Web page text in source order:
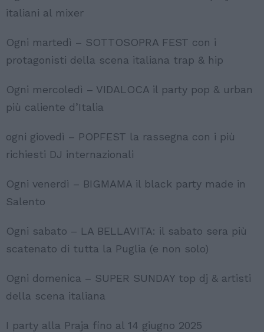
italiani al mixer
Ogni martedì – SOTTOSOPRA FEST con i
protagonisti della scena italiana trap & hip
Ogni mercoledì – VIDALOCA il party pop & urban
più caliente d’Italia
ogni giovedì – POPFEST la rassegna con i più
richiesti DJ internazionali
Ogni venerdì – BIGMAMA il black party made in
Salento
Ogni sabato – LA BELLAVITA: il sabato sera più
scatenato di tutta la Puglia (e non solo)
Ogni domenica – SUPER SUNDAY top dj & artisti
della scena italiana
I party alla Praja fino al 14 giugno 2025